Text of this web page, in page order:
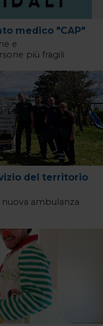
medico "CAP"
e
più fragili
del territorio
ambulanza